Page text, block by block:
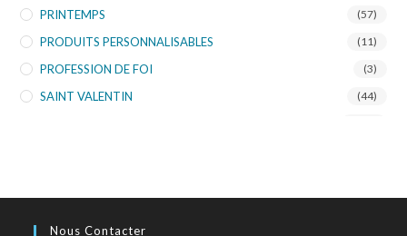
PRINTEMPS (57)
PRODUITS PERSONNALISABLES (11)
PROFESSION DE FOI (3)
SAINT VALENTIN (44)
Nous Contacter